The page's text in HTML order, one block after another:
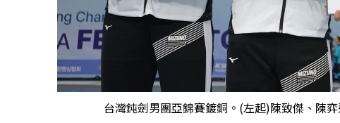
台灣鈍劍男團亞錦賽鍍銅。(左起)陳致傑、陳